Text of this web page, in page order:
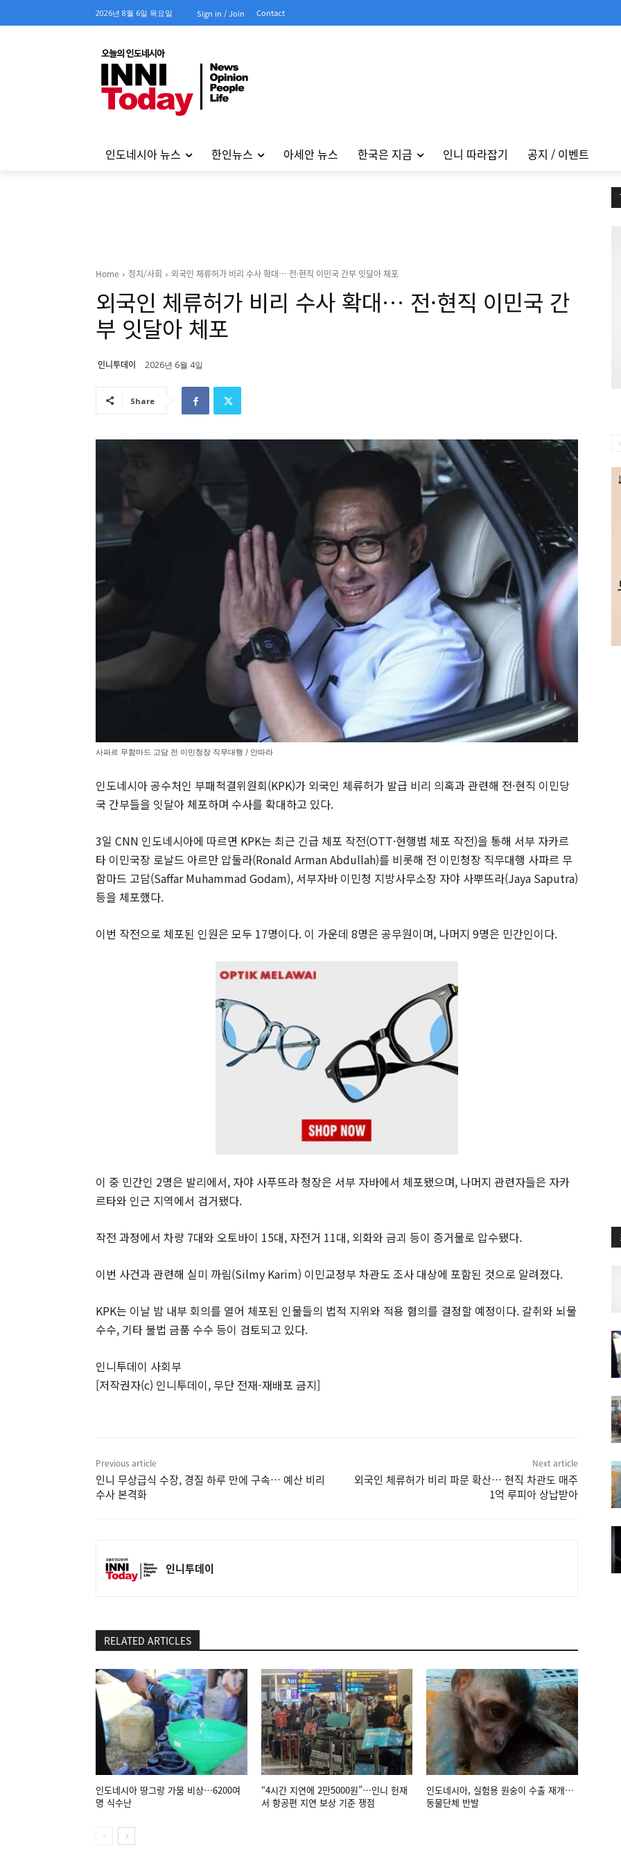
2026년 8월 6일 목요일 Sign in / Join Contact
인도네시아 뉴스 한인뉴스 아세안 뉴스 한국은 지금 인니 따라잡기 공지 / 이벤트
Home 정치/사회 외국인 체류허가 비리 수사 확대… 전·현직 이민국 간부 잇달아 체포
외국인 체류허가 비리 수사 확대… 전·현직 이민국 간
부 잇달아 체포
인니투데이 2026년 6월 4일
Share
사파르 무함마드 고담 전 이민청장 직무대행 / 안따라
인도네시아 공수처인 부패척결위원회(KPK)가 외국인 체류허가 발급 비리 의혹과 관련해 전·현직 이민당
국 간부들을 잇달아 체포하며 수사를 확대하고 있다.
3일 CNN 인도네시아에 따르면 KPK는 최근 긴급 체포 작전(OTT·현행범 체포 작전)을 통해 서부 자카르
타 이민국장 로날드 아르만 압둘라(Ronald Arman Abdullah)를 비롯해 전 이민청장 직무대행 사파르 무
함마드 고담(Saffar Muhammad Godam), 서부자바 이민청 지방사무소장 자야 사뿌뜨라(Jaya Saputra)
등을 체포했다.
이번 작전으로 체포된 인원은 모두 17명이다. 이 가운데 8명은 공무원이며, 나머지 9명은 민간인이다.
이 중 민간인 2명은 발리에서, 자야 사푸뜨라 청장은 서부 자바에서 체포됐으며, 나머지 관련자들은 자카
르타와 인근 지역에서 검거됐다.
작전 과정에서 차량 7대와 오토바이 15대, 자전거 11대, 외화와 금괴 등이 증거물로 압수됐다.
이번 사건과 관련해 실미 까림(Silmy Karim) 이민교정부 차관도 조사 대상에 포함된 것으로 알려졌다.
KPK는 이날 밤 내부 회의를 열어 체포된 인물들의 법적 지위와 적용 혐의를 결정할 예정이다. 갈취와 뇌물
수수, 기타 불법 금품 수수 등이 검토되고 있다.
인니투데이 사회부
[저작권자(c) 인니투데이, 무단 전재-재배포 금지]
Previous article
인니 무상급식 수장, 경질 하루 만에 구속… 예산 비리
수사 본격화
Next article
외국인 체류허가 비리 파문 확산… 현직 차관도 매주
1억 루피아 상납받아
인니투데이
RELATED ARTICLES
인도네시아 땅그랑 가뭄 비상…6200여
명 식수난
“4시간 지연에 2만5000원”…인니 헌재
서 항공편 지연 보상 기준 쟁점
인도네시아, 실험용 원숭이 수출 재개…
동물단체 반발